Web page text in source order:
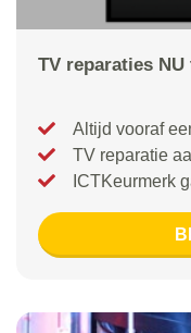
TV reparaties
Altijd vooraf
TV reparatie
ICTKeurmerk